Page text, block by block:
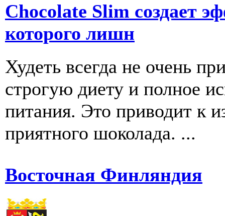
Chocolate Slim создает
которого лишн
Худеть всегда не очень
строгую диету и полное
питания. Это приводит к
приятного шоколада. ...
Восточная Финляндия